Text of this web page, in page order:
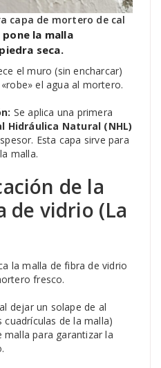
capa de mortero de cal
pone la malla
seca.
el muro (sin encharcar)
el agua al mortero.
Se aplica una primera
Hidráulica Natural (NHL)
Esta capa sirve para
malla.
de la
de vidrio (La
la malla de fibra de vidrio
fresco.
dejar un solape de al
cuadrículas de la malla)
para garantizar la